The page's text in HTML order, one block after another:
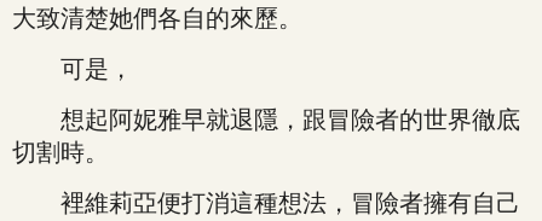
大致清楚她們各自的來歷。
可是，
想起阿妮雅早就退隱，跟冒險者的世界徹底
切割時。
裡維莉亞便打消這種想法，冒險者擁有自己